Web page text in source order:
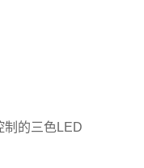
制的三色LED